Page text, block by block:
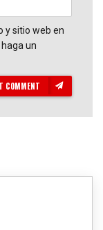
y sitio web en
un
COMMENT